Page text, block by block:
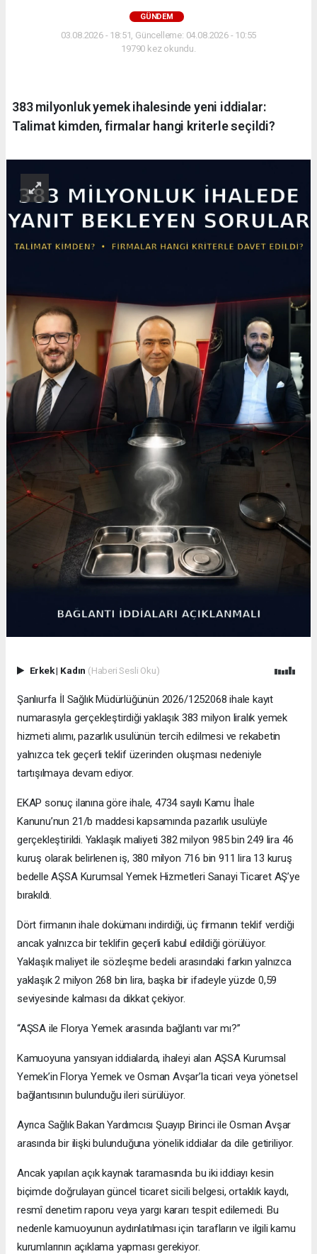
GÜNDEM
03.08.2026 - 18:51, Güncelleme: 04.08.2026 - 10:55
19790 kez okundu.
383 milyonluk yemek ihalesinde yeni iddialar:
Talimat kimden, firmalar hangi kriterle seçildi?
Erkek| Kadın (Haberi Sesli Oku)
Şanlıurfa İl Sağlık Müdürlüğünün 2026/1252068 ihale kayıt
numarasıyla gerçekleştirdiği yaklaşık 383 milyon liralık yemek
hizmeti alımı, pazarlık usulünün tercih edilmesi ve rekabetin
yalnızca tek geçerli teklif üzerinden oluşması nedeniyle
tartışılmaya devam ediyor.
EKAP sonuç ilanına göre ihale, 4734 sayılı Kamu İhale
Kanunu’nun 21/b maddesi kapsamında pazarlık usulüyle
gerçekleştirildi. Yaklaşık maliyeti 382 milyon 985 bin 249 lira 46
kuruş olarak belirlenen iş, 380 milyon 716 bin 911 lira 13 kuruş
bedelle AŞSA Kurumsal Yemek Hizmetleri Sanayi Ticaret AŞ’ye
bırakıldı.
Dört firmanın ihale dokümanı indirdiği, üç firmanın teklif verdiği
ancak yalnızca bir teklifin geçerli kabul edildiği görülüyor.
Yaklaşık maliyet ile sözleşme bedeli arasındaki farkın yalnızca
yaklaşık 2 milyon 268 bin lira, başka bir ifadeyle yüzde 0,59
seviyesinde kalması da dikkat çekiyor.
“AŞSA ile Florya Yemek arasında bağlantı var mı?”
Kamuoyuna yansıyan iddialarda, ihaleyi alan AŞSA Kurumsal
Yemek’in Florya Yemek ve Osman Avşar’la ticari veya yönetsel
bağlantısının bulunduğu ileri sürülüyor.
Ayrıca Sağlık Bakan Yardımcısı Şuayıp Birinci ile Osman Avşar
arasında bir ilişki bulunduğuna yönelik iddialar da dile getiriliyor.
Ancak yapılan açık kaynak taramasında bu iki iddiayı kesin
biçimde doğrulayan güncel ticaret sicili belgesi, ortaklık kaydı,
resmî denetim raporu veya yargı kararı tespit edilemedi. Bu
nedenle kamuoyunun aydınlatılması için tarafların ve ilgili kamu
kurumlarının açıklama yapması gerekiyor.